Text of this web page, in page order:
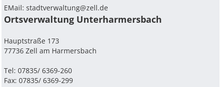
EMail:stadtverwaltung@zell.de
Ortsverwaltung Unterharmersbach
Hauptstraße 173
77736 Zell am Harmersbach
Tel: 07835/ 6369-260
Fax: 07835/ 6369-299